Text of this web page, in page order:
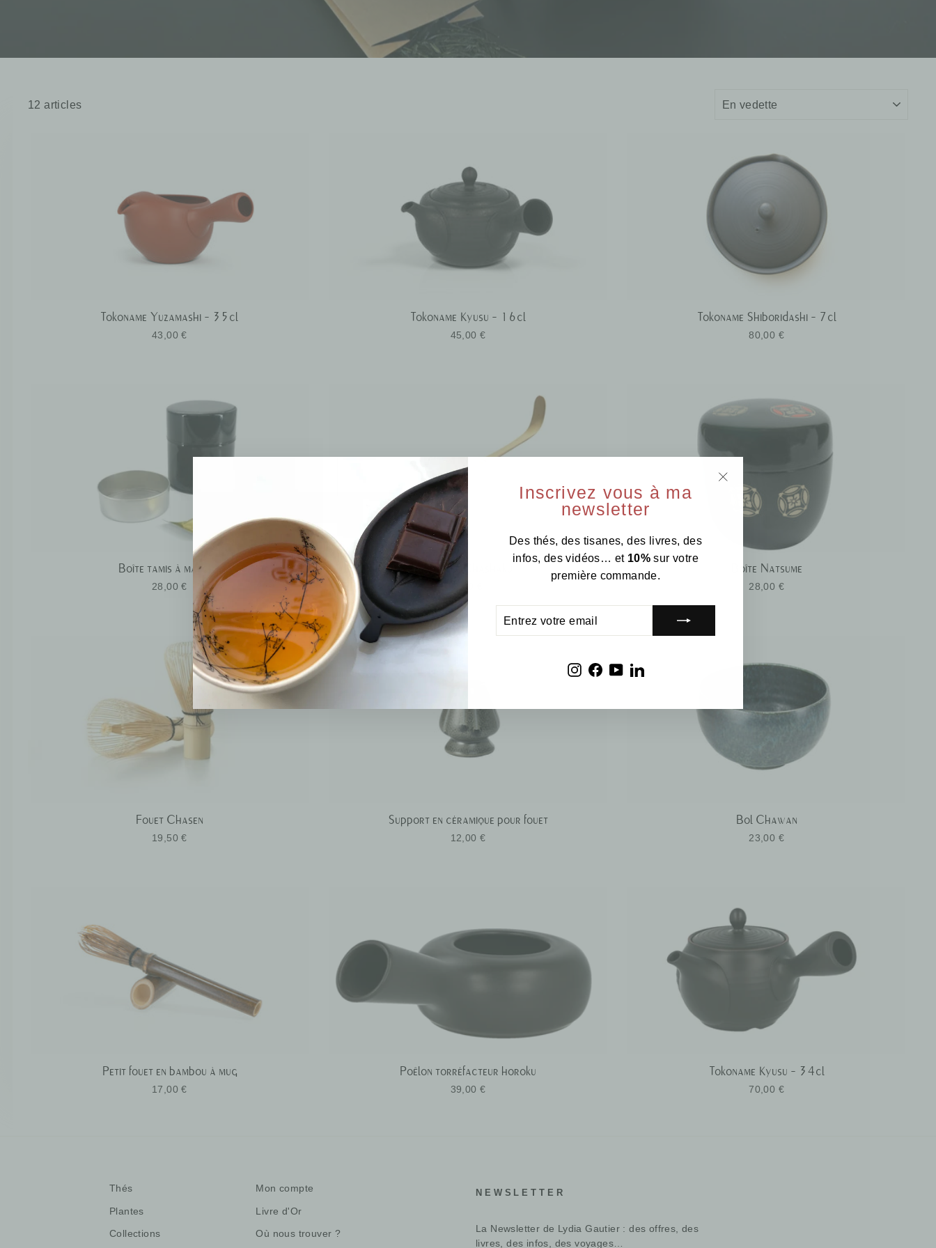
Inscrivez vous à ma
newsletter
Des thés, des tisanes, des livres, des
infos, des vidéos… et 10% sur votre
première commande.
VOTRE
EMAIL
Instagram
Facebook
YouTubeLinkedIn
"Fermer
(Esc)"
12 articles
Tokoname Yuzamashi - 35cl
43,00 €
Tokoname Kyusu - 16cl
45,00 €
Tokoname Shiboridashi - 7cl
80,00 €
Boîte tamis à matcha
28,00 €
Spatule Chashaku
9,00 €
Boîte Natsume
28,00 €
Fouet Chasen
19,50 €
Support en céramique pour fouet
12,00 €
Bol Chawan
23,00 €
Petit fouet en bambou à mug
17,00 €
Poêlon torréfacteur horoku
39,00 €
Tokoname Kyusu - 34cl
70,00 €
Thés
Plantes
Collections
Mon compte
Livre d'Or
Où nous trouver ?
NEWSLETTER
La Newsletter de Lydia Gautier : des offres, des
livres, des infos, des voyages…